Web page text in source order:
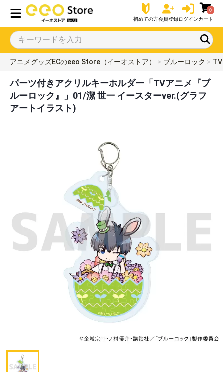
初めての方会員登録ログイン
0
カート
アニメグッズECのeeo Store（イーオストア） ブルーロック
パーツ付きアクリルキーホルダー「TVアニメ『ブ
ルーロック』」01/潔 世一 イースターver.(グラフ
アートイラスト)